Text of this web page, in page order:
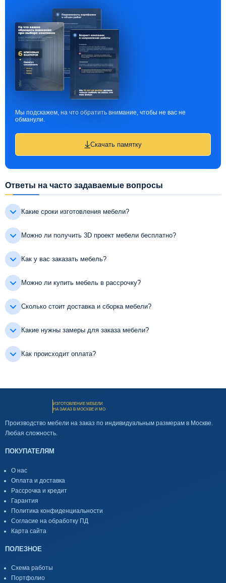
Мы подскажем, на что обратить внимание, чтобы не вас не
обманули.
Скачать памятку
Ответы на часто задаваемые вопросы
Какие сроки изготовления мебели?
Можно ли получить 3D проект мебели бесплатно?
Как у вас заказать мебель?
Можно ли купить мебель в рассрочку?
Сколько стоит доставка и сборка мебели?
Какие нужны замеры для заказа мебели?
Как происходит оплата?
ИЗГОТОВЛЕНИЕ МЕБЕЛИ
НА ЗАКАЗ В МОСКВЕ И МО
Производство мебели на заказ по индивидуальным размерам в Москве.
Любая сложность.
ПОКУПАТЕЛЯМ
О нас
Оплата и доставка
Рассрочка и кредит
Гарантия
Политика конфиденциальности
Согласие на обработку ПД
Карта сайта
ПОЛЕЗНОЕ
Схема работы
Портфолио